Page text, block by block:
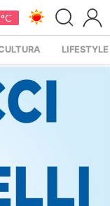
LIFESTYLE